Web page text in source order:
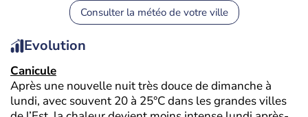
Consulter la météo de votre ville
Evolution
Canicule
Après une nouvelle nuit très douce de dimanche à
lundi, avec souvent 20 à 25°C dans les grandes villes